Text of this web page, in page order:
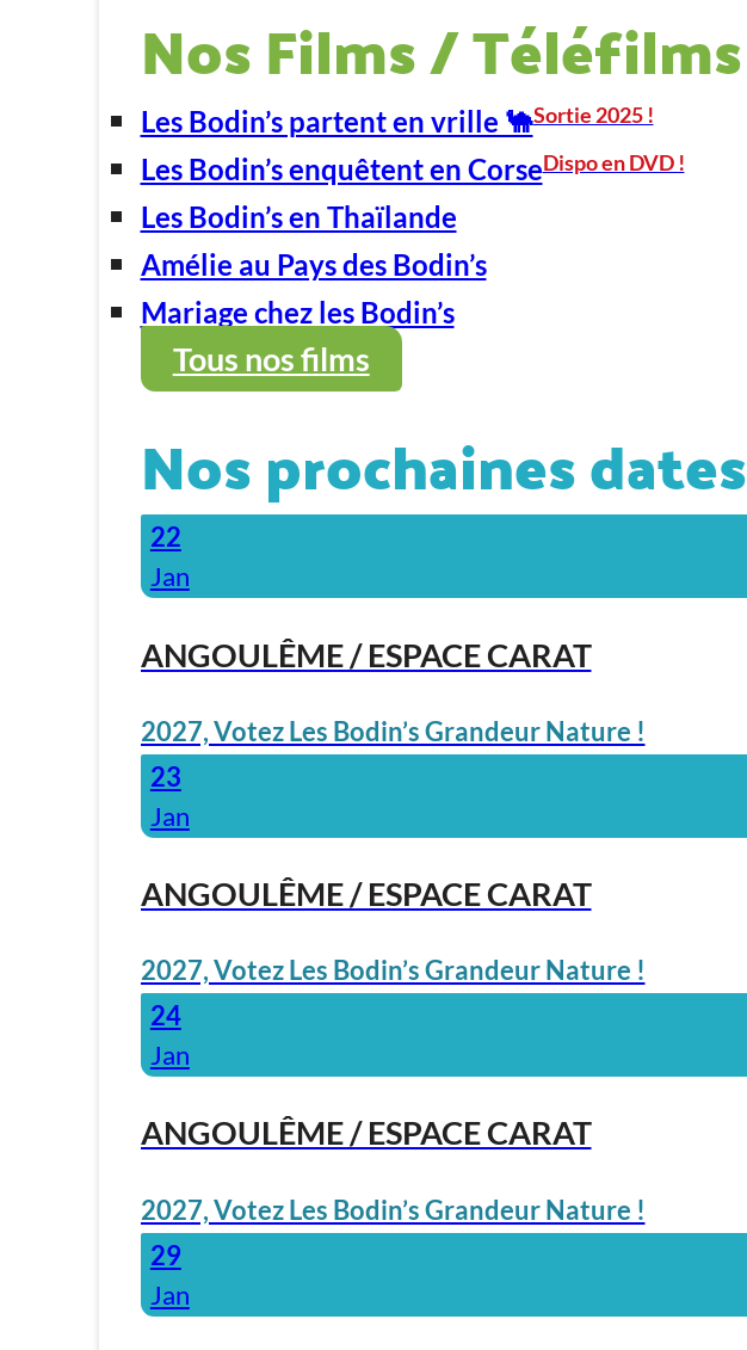
Nos Films / Téléfilms
Les Bodin’s partent en vrille 🐪Sortie 2025 !
Les Bodin’s enquêtent en CorseDispo en DVD !
Les Bodin’s en Thaïlande
Amélie au Pays des Bodin’s
Mariage chez les Bodin’s
Tous nos films
Nos prochaines dates
22
Jan
ANGOULÊME / ESPACE CARAT
2027, Votez Les Bodin’s Grandeur Nature !
23
Jan
ANGOULÊME / ESPACE CARAT
2027, Votez Les Bodin’s Grandeur Nature !
24
Jan
ANGOULÊME / ESPACE CARAT
2027, Votez Les Bodin’s Grandeur Nature !
29
Jan